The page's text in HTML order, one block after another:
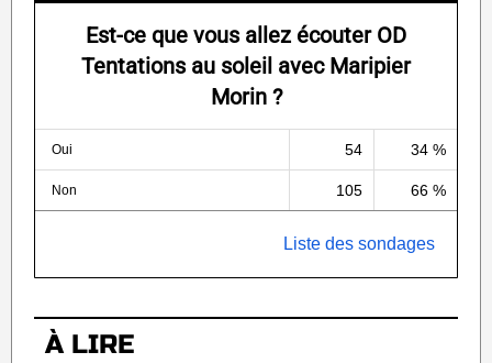
Est-ce que vous allez écouter OD
Tentations au soleil avec Maripier
Morin ?
Oui 54 34 %
Non 105 66 %
Liste des sondages
À LIRE